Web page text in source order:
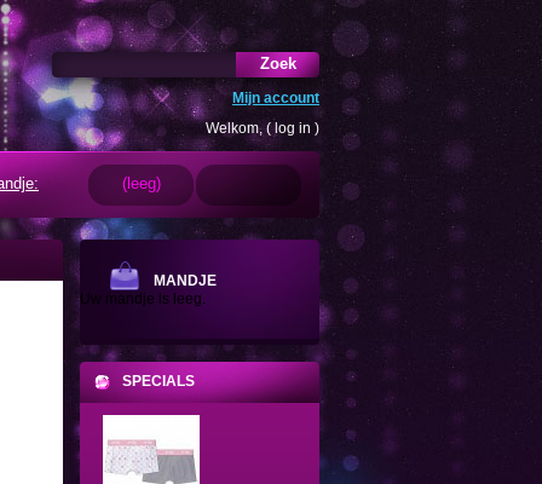
Zoek
Mijn account
Welkom, ( log in )
(leeg)
MANDJE
Uw mandje is leeg.
SPECIALS